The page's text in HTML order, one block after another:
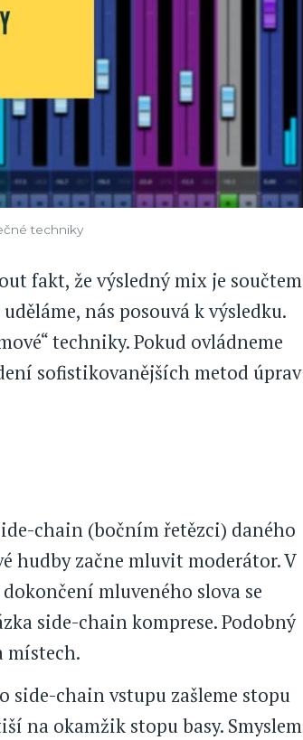
techniky
fakt, že výsledný mix je součtem
nás posouvá k výsledku.
techniky. Pokud ovládneme
sofistikovanějších metod úprav
chain (bočním řetězci) daného
hudby začne mluvit moderátor. V
mluveného slova se
side-chain komprese. Podobný
místech.
side-chain vstupu zašleme stopu
na okamžik stopu basy. Smyslem